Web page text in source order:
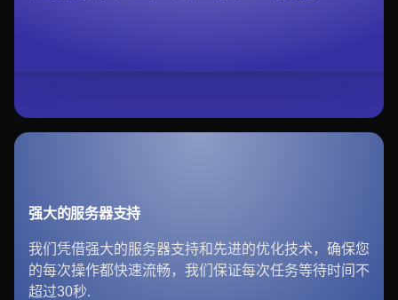
强大的服务器支持
我们凭借强大的服务器支持和先进的优化技术，确保您
的每次操作都快速流畅，我们保证每次任务等待时间不
超过30秒.